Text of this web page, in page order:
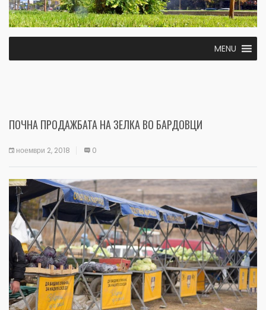
MENU
ПОЧНА ПРОДАЖБАТА НА ЗЕЛКА ВО БАРДОВЦИ
ноември 2, 2018 0